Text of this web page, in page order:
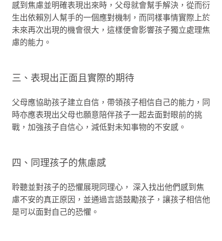
感到焦慮並明確表現出來時，父母就會幫手解決，從而衍
生出依賴別人幫手的一個應對機制，而同樣事情實際上於
未來再次出現的機會很大，這樣便會影響孩子獨立處理焦
慮的能力。
三、表現出正面且實際的期待
父母應協助孩子建立自信，帶領孩子相信自己的能力，同
時亦應表現出父母也願意陪伴孩子一起去面對眼前的挑
戰，加強孩子自信心，減低對未知事物的不安感。
四、同理孩子的焦慮感
聆聽並對孩子的恐懼展現同理心， 深入找出他們感到焦
慮不安的真正原因，並通過言語鼓勵孩子，讓孩子相信他
是可以面對自己的恐懼。